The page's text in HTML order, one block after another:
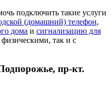
подключить такие услуги
(домашний) телефон,
дома и сигнализацию для
физическими, так и с
пр-кт.